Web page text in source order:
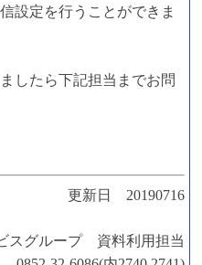
設定を行うことができま
したら下記担当までお問
更新日 20190716
スグループ 資料利用担当